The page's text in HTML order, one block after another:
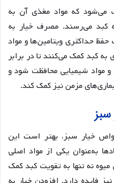
می‌شود که مواد مغذی آن به
می‌رسند. مصرف خیار به
حداکثری ویتامین‌ها و مواد
کبد کمک می‌کنند تا در برابر
مواد شیمیایی محافظت شود و
مزمن نیز کمک کند.
خیار سبز، بهتر است این
به‌عنوان یکی از مواد اصلی
نه تنها به تقویت کبد کمک